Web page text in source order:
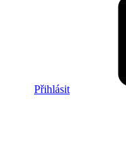
Přihlásit